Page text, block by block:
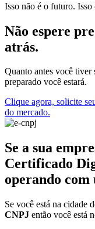
Isso não é o futuro. Isso
Não espere
atrás.
Quanto antes você tiver
preparado você estará.
Clique agora, solicite
do mercado.
Se a sua
Certificado
operando
Se você está na cidade
CNPJ então você está